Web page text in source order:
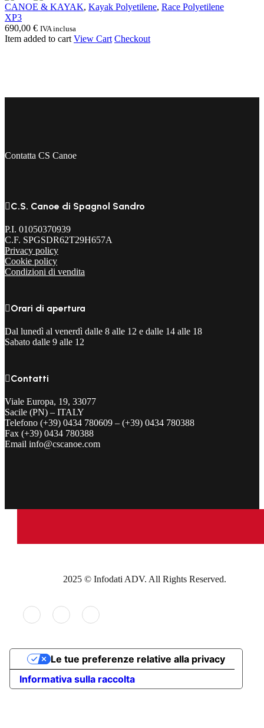
XP3
CANOE & KAYAK, Kayak Polyetilene, Race Polyetilene
XP3
690,00 € IVA inclusa
Item added to cart View Cart Checkout
Contatta CS Canoe
C.S. Canoe di Spagnol Sandro
P.I. 01050370939
C.F. SPGSDR62T29H657A
Privacy policy
Cookie policy
Condizioni di vendita
Orari di apertura
Dal lunedì al venerdì dalle 8 alle 12 e dalle 14 alle 18
Sabato dalle 9 alle 12
Contatti
Viale Europa, 19, 33077
Sacile (PN) – ITALY
Telefono (+39) 0434 780609 – (+39) 0434 780388
Fax (+39) 0434 780388
Email info@cscanoe.com
2025 © Infodati ADV. All Rights Reserved.
Informativa sulla raccolta
Le tue preferenze relative alla privacy